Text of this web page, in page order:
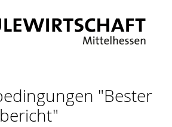
"Bester